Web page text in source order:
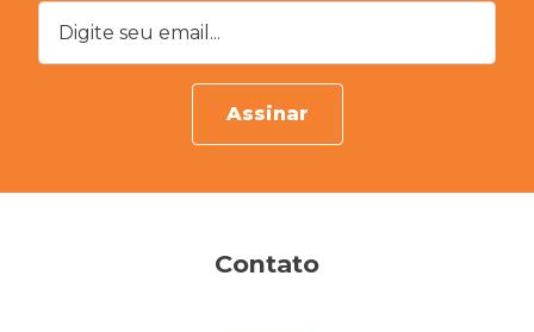
Digite seu email...
Assinar
Contato